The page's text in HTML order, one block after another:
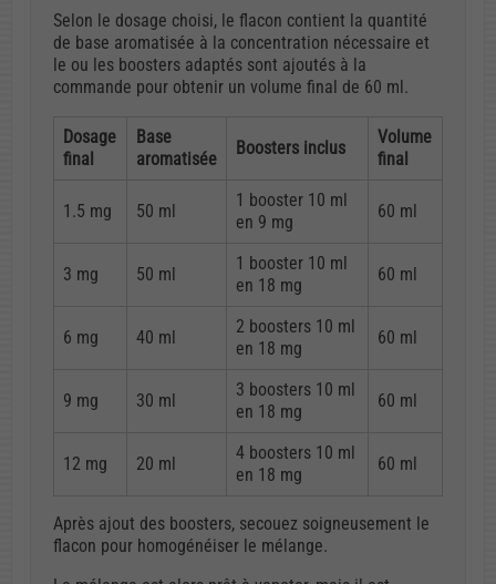
Selon le dosage choisi, le flacon contient la quantité
de base aromatisée à la concentration nécessaire et
le ou les boosters adaptés sont ajoutés à la
commande pour obtenir un volume final de 60 ml.
Dosage
final
Base
aromatisée
Boosters inclus
Volume
final
1.5 mg 50 ml
1 booster 10 ml
en 9 mg
60 ml
3 mg 50 ml
1 booster 10 ml
en 18 mg
60 ml
6 mg 40 ml
2 boosters 10 ml
en 18 mg
60 ml
9 mg 30 ml
3 boosters 10 ml
en 18 mg
60 ml
12 mg 20 ml
4 boosters 10 ml
en 18 mg
60 ml
Après ajout des boosters, secouez soigneusement le
flacon pour homogénéiser le mélange.